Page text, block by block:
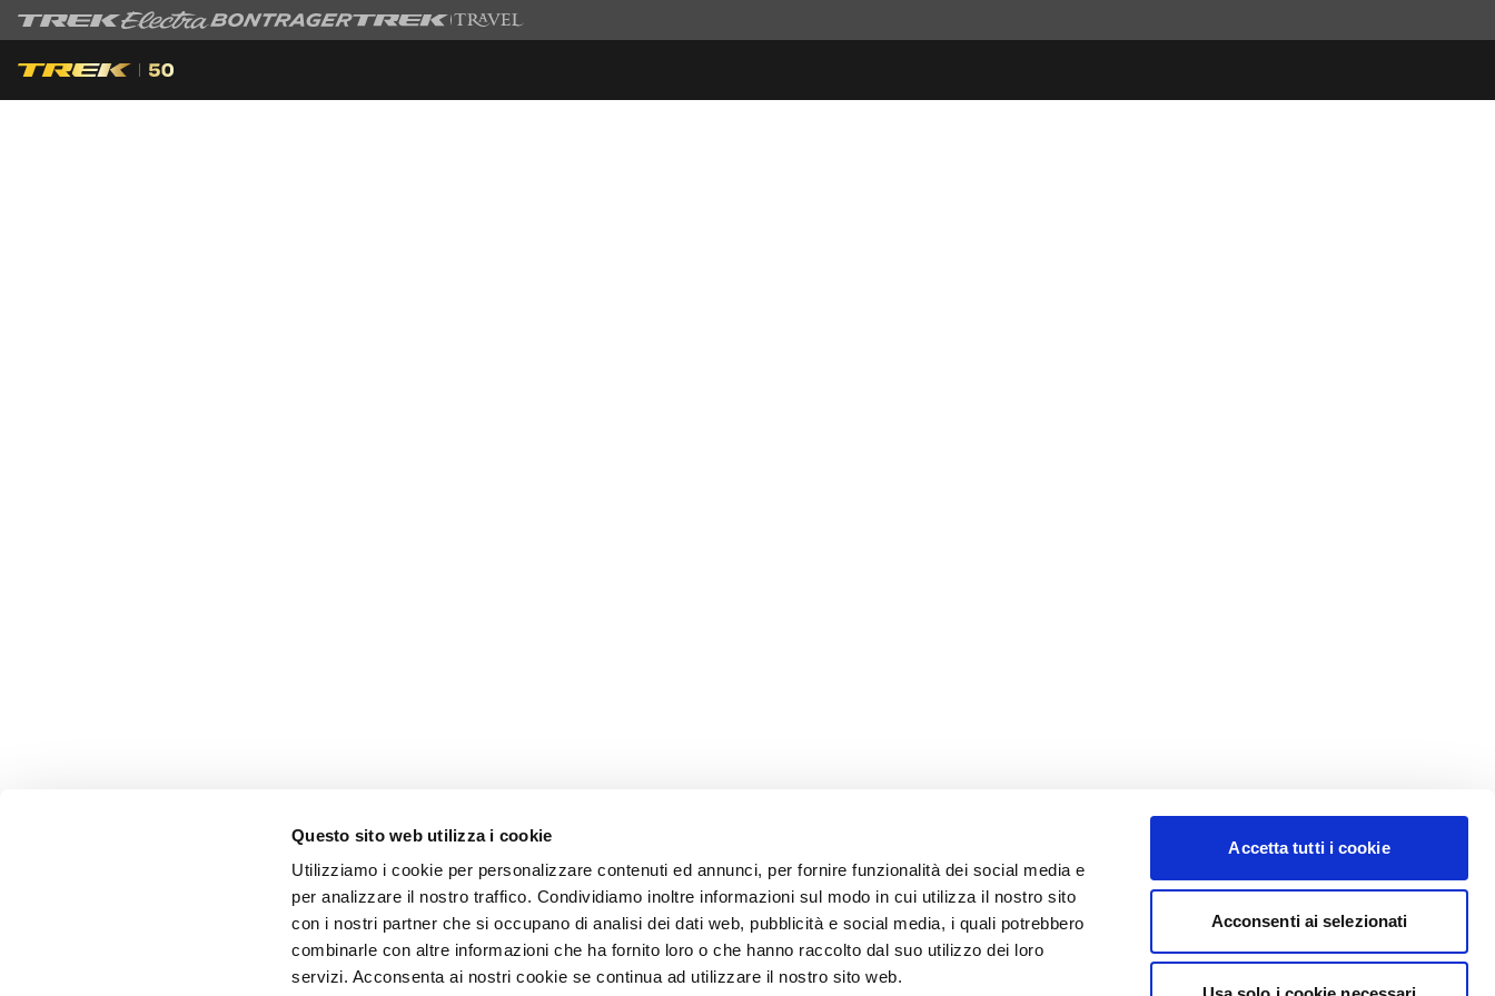
Questo sito web utilizza i cookie
Utilizziamo i cookie per personalizzare contenuti ed annunci, per fornire funzionalità dei social media e
per analizzare il nostro traffico. Condividiamo inoltre informazioni sul modo in cui utilizza il nostro sito
con i nostri partner che si occupano di analisi dei dati web, pubblicità e social media, i quali potrebbero
combinarle con altre informazioni che ha fornito loro o che hanno raccolto dal suo utilizzo dei loro
servizi. Acconsenta ai nostri cookie se continua ad utilizzare il nostro sito web.
Accetta tutti i cookie
Acconsenti ai selezionati